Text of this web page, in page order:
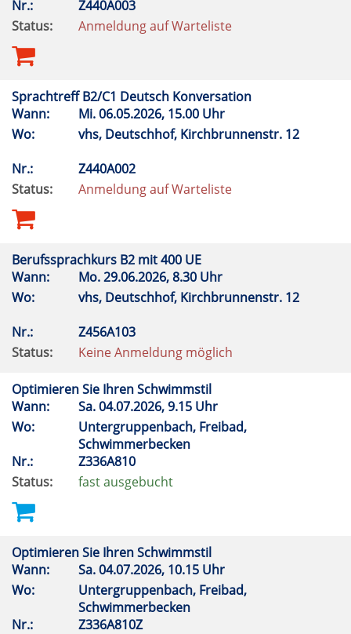
Nr.:
Z440A003
Status:
Anmeldung auf Warteliste
Sprachtreff B2/C1 Deutsch Konversation
Wann:
Mi.06.05.2026, 15.00 Uhr
Wo:
vhs, Deutschhof, Kirchbrunnenstr. 12
Nr.:
Z440A002
Status:
Anmeldung auf Warteliste
Berufssprachkurs B2 mit 400 UE
Wann:
Mo.29.06.2026, 8.30 Uhr
Wo:
vhs, Deutschhof, Kirchbrunnenstr. 12
Nr.:
Z456A103
Status:
Keine Anmeldung möglich
Optimieren Sie Ihren Schwimmstil
Wann:
Sa.04.07.2026, 9.15 Uhr
Wo:
Untergruppenbach, Freibad,
Schwimmerbecken
Nr.:
Z336A810
Status:
fast ausgebucht
Optimieren Sie Ihren Schwimmstil
Wann:
Sa.04.07.2026, 10.15 Uhr
Wo:
Untergruppenbach, Freibad,
Schwimmerbecken
Nr.:
Z336A810Z